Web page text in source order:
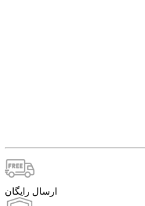
ارسال رایگان